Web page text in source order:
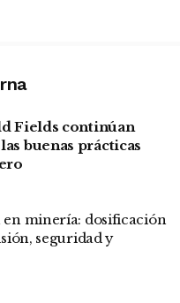
Fields continúan
buenas prácticas
minería: dosificación
seguridad y